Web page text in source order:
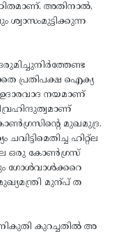
അതിനാൽ,
പ്രതിപക്ഷ ഐക്യ
നയമാണ്
മുഖമുദ്ര.
ഹിറ്റ്‌ല
ഒരു കോൺഗ്രസ്
ഗോൾവാൾക്കറെ
മുന്പ്‌ ത
നികുതി കുറച്ചതിൽ അ